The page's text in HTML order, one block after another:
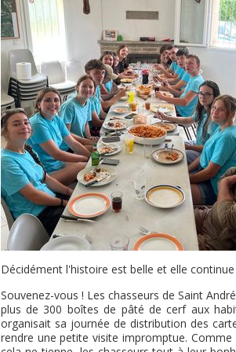
Décidément l'histoire est belle et elle
Souvenez-vous ! Les chasseurs de Saint
plus de 300 boîtes de pâté de cerf aux
organisait sa journée de distribution des
rendre une petite visite impromptue.